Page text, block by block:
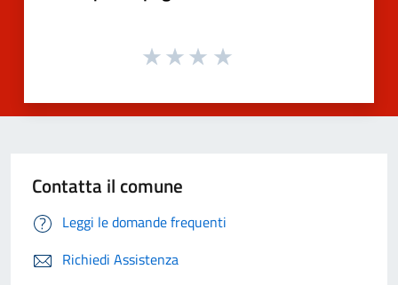
Contatta il comune
Leggi le domande frequenti
Richiedi Assistenza